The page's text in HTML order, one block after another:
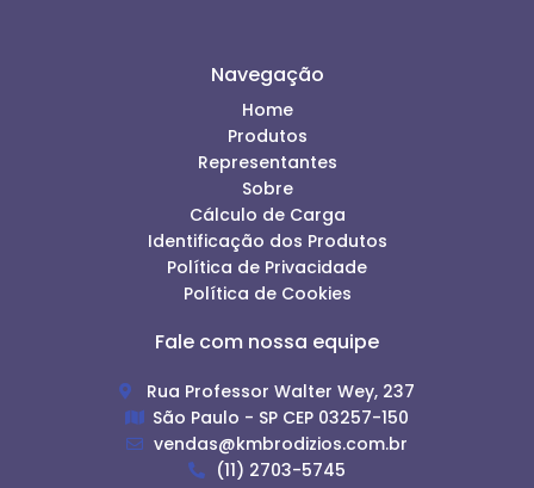
Navegação
Home
Produtos
Representantes
Sobre
Cálculo de Carga
Identificação dos Produtos
Política de Privacidade
Política de Cookies
Fale com nossa equipe
Rua Professor Walter Wey, 237
São Paulo - SP CEP 03257-150
vendas@kmbrodizios.com.br
(11) 2703-5745